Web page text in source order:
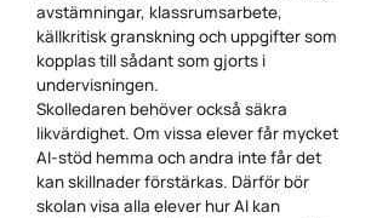
avstämningar, klassrumsarbete,
källkritisk granskning och uppgifter som
kopplas till sådant som gjorts i
undervisningen.
Skolledaren behöver också säkra
likvärdighet. Om vissa elever får mycket
AI-stöd hemma och andra inte får det
kan skillnader förstärkas. Därför bör
skolan visa alla elever hur AI kan